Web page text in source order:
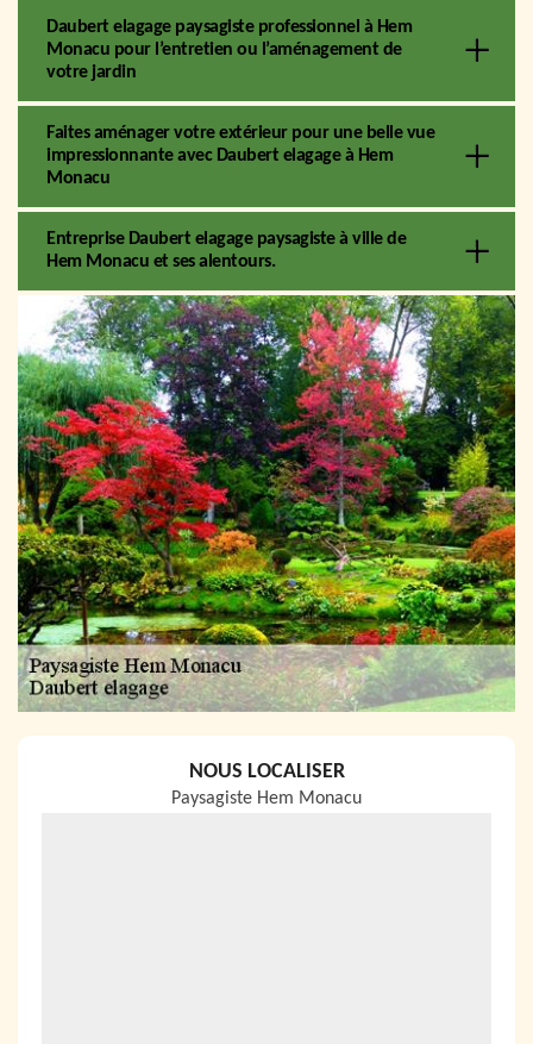
Daubert elagage paysagiste professionnel à Hem
Monacu pour l’entretien ou l’aménagement de
votre jardin
Faites aménager votre extérieur pour une belle vue
impressionnante avec Daubert elagage à Hem
Monacu
Entreprise Daubert elagage paysagiste à ville de
Hem Monacu et ses alentours.
NOUS LOCALISER
Paysagiste Hem Monacu